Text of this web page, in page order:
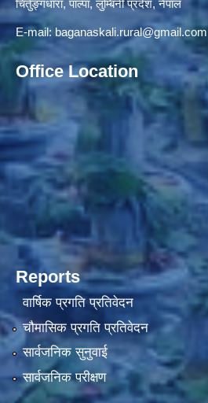
चिर्तुङ्गधारा, पाल्पा, लुम्बिनी प्रदेश, नेपाल
E-mail: baganaskali.rural@gmail.com
Office Location
Reports
वार्षिक प्रगति प्रतिवेदन
चौमासिक प्रगति प्रतिवेदन
सार्वजनिक सुनुवाई
सार्वजनिक परीक्षण